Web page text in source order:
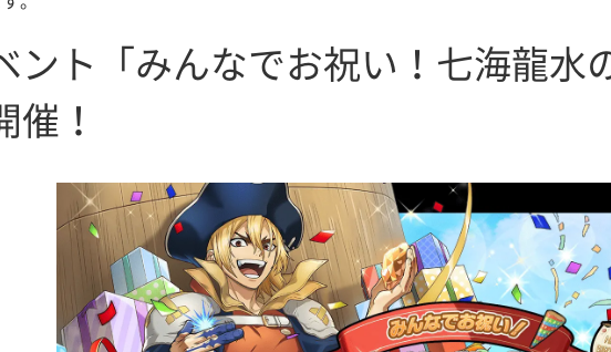
ント「みんなでお祝い！七海龍水
催！